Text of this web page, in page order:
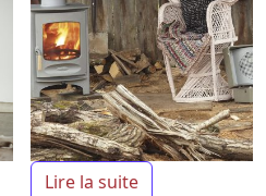
Lire la suite